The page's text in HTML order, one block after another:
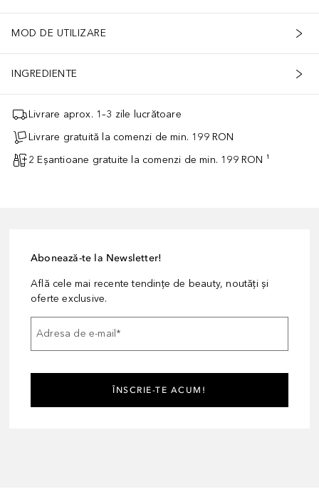
MOD DE UTILIZARE
INGREDIENTE
Livrare aprox. 1–3 zile lucrătoare
Livrare gratuită la comenzi de min. 199 RON
2 Eșantioane gratuite la comenzi de min. 199 RON ¹
Abonează-te la Newsletter!
Află cele mai recente tendințe de beauty, noutăți și
oferte exclusive.
Adresa de e-mail*
ÎNSCRIE-TE ACUM!